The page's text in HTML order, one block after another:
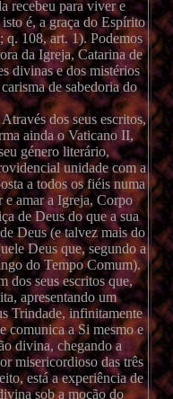
recebeu para viver e
é, a graça do Espírito
q. 108, art. 1). Podemos
da Igreja, Catarina de
divinas e dos mistérios
de sabedoria do
dos seus escritos,
ainda o Vaticano II,
género literário,
unidade com a
a todos os fiéis numa
e amar a Igreja, Corpo
de Deus do que a sua
Deus (e talvez mais do
Deus que, segundo a
do Tempo Comum).
dos seus escritos que,
apresentando um
Trindade, infinitamente
comunica a Si mesmo e
divina, chegando a
misericordioso das três
está a experiência de
sob a moção do